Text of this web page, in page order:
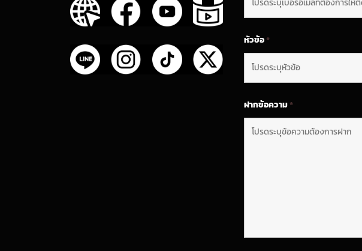
หัวข้อ*
ฝากข้อความ*